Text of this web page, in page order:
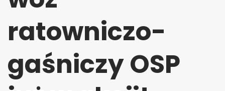
ratowniczo-
gaśniczy OSP